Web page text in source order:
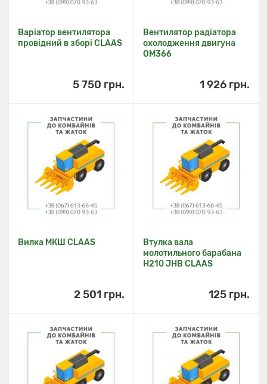
Варіатор вентилятора
провідний в зборі CLAAS
5 750 грн.
Вентилятор радіатора
охолодження двигуна
OM366
1 926 грн.
Вилка МКШ CLAAS
2 501 грн.
Втулка вала
молотильного барабана
H210 JHB CLAAS
125 грн.